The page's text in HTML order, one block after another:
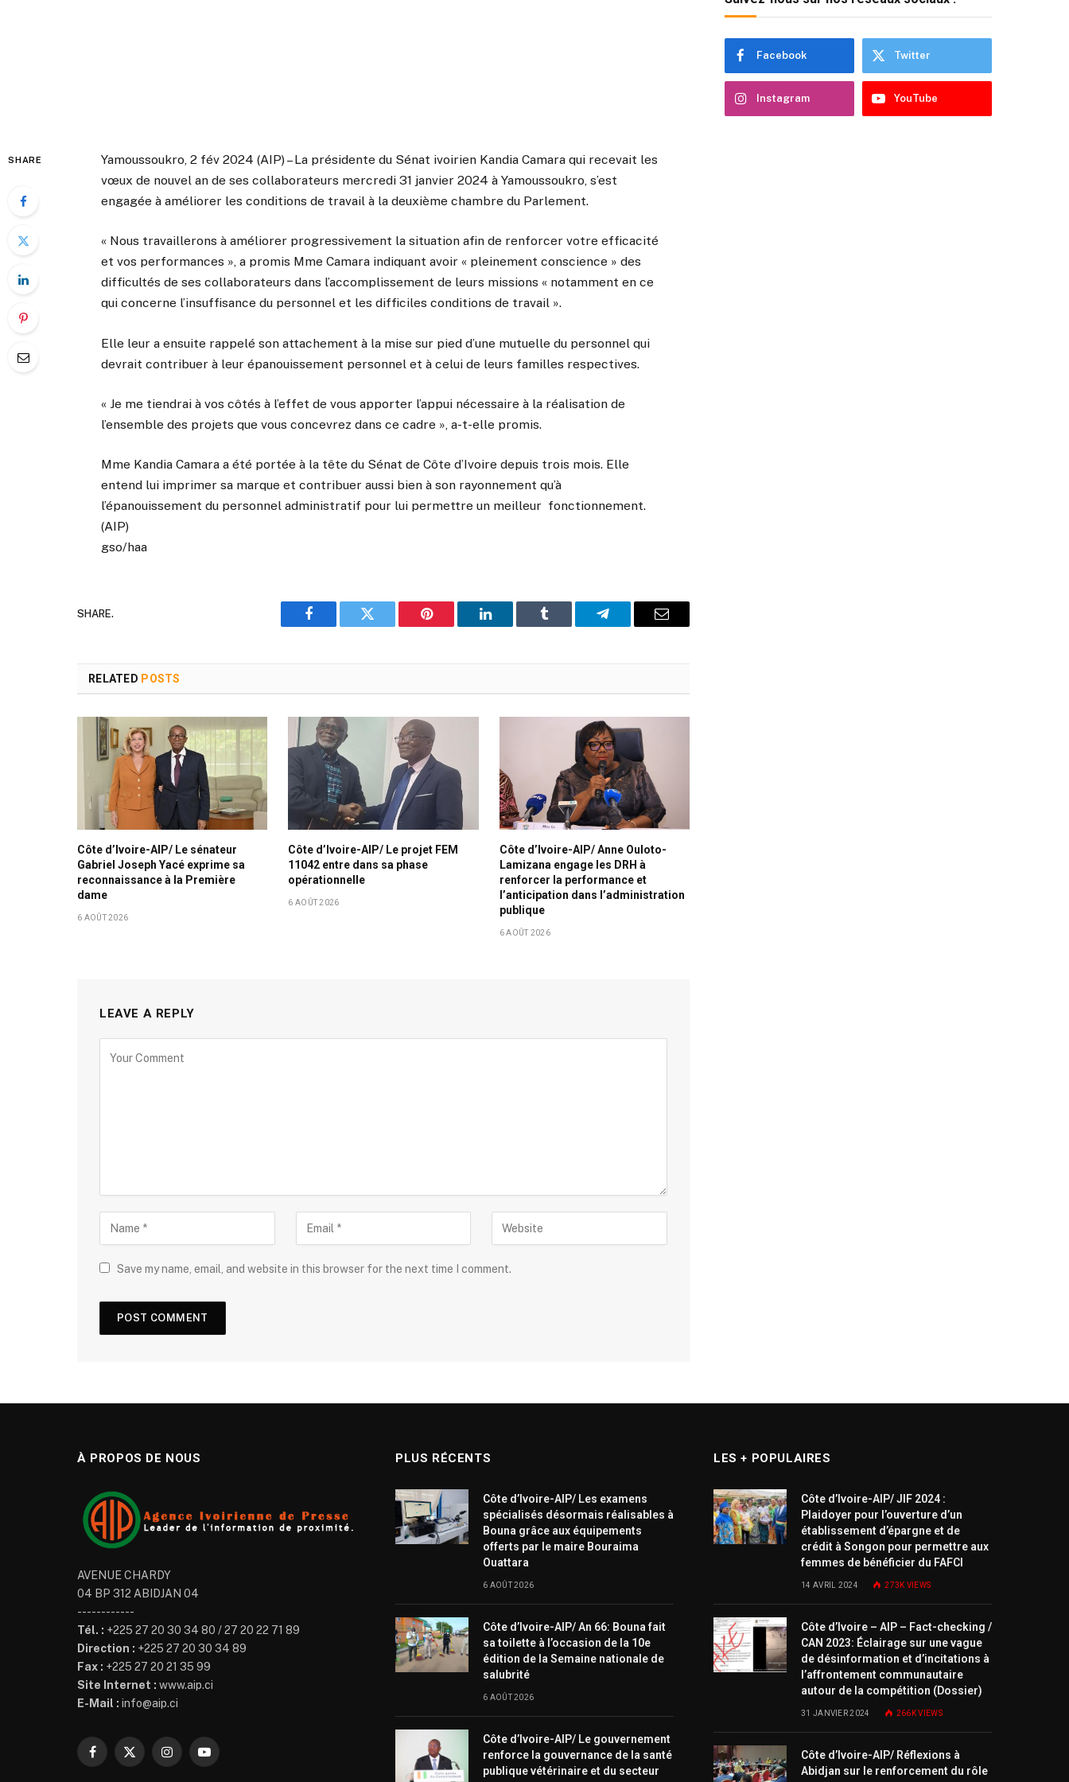
SHARE
Yamoussoukro, 2 fév 2024 (AIP) – La présidente du Sénat ivoirien Kandia Camara qui recevait les
vœux de nouvel an de ses collaborateurs mercredi 31 janvier 2024 à Yamoussoukro, s’est
engagée à améliorer les conditions de travail à la deuxième chambre du Parlement.
« Nous travaillerons à améliorer progressivement la situation afin de renforcer votre efficacité
et vos performances », a promis Mme Camara indiquant avoir « pleinement conscience » des
difficultés de ses collaborateurs dans l’accomplissement de leurs missions « notamment en ce
qui concerne l’insuffisance du personnel et les difficiles conditions de travail ».
Elle leur a ensuite rappelé son attachement à la mise sur pied d’une mutuelle du personnel qui
devrait contribuer à leur épanouissement personnel et à celui de leurs familles respectives.
« Je me tiendrai à vos côtés à l’effet de vous apporter l’appui nécessaire à la réalisation de
l’ensemble des projets que vous concevrez dans ce cadre », a-t-elle promis.
Mme Kandia Camara a été portée à la tête du Sénat de Côte d’Ivoire depuis trois mois. Elle
entend lui imprimer sa marque et contribuer aussi bien à son rayonnement qu’à
l’épanouissement du personnel administratif pour lui permettre un meilleur fonctionnement.
(AIP)
gso/haa
SHARE.
Facebook Twitter Pinterest LinkedIn Tumblr Telegram Email
RELATED POSTS
Côte d’Ivoire-AIP/ Le sénateur
Gabriel Joseph Yacé exprime sa
reconnaissance à la Première
dame
6 AOÛT 2026
Côte d’Ivoire-AIP/ Le projet FEM
11042 entre dans sa phase
opérationnelle
6 AOÛT 2026
Côte d’Ivoire-AIP/ Anne Ouloto-
Lamizana engage les DRH à
renforcer la performance et
l’anticipation dans l’administration
publique
6 AOÛT 2026
LEAVE A REPLY
Save my name, email, and website in this browser for the next time I comment.
Facebook Twitter
Instagram YouTube
À PROPOS DE NOUS
AVENUE CHARDY
04 BP 312 ABIDJAN 04
------------
Tél. : +225 27 20 30 34 80 / 27 20 22 71 89
Direction : +225 27 20 30 34 89
Fax : +225 27 20 21 35 99
Site Internet : www.aip.ci
E-Mail : info@aip.ci
Facebook
X
InstagramYouTube
PLUS RÉCENTS
Côte d’Ivoire-AIP/ Les examens
spécialisés désormais réalisables à
Bouna grâce aux équipements
offerts par le maire Bouraima
Ouattara
6 AOÛT 2026
Côte d’Ivoire-AIP/ An 66: Bouna fait
sa toilette à l’occasion de la 10e
édition de la Semaine nationale de
salubrité
6 AOÛT 2026
Côte d’Ivoire-AIP/ Le gouvernement
renforce la gouvernance de la santé
publique vétérinaire et du secteur
LES + POPULAIRES
Côte d’Ivoire-AIP/ JIF 2024 :
Plaidoyer pour l’ouverture d’un
établissement d’épargne et de
crédit à Songon pour permettre aux
femmes de bénéficier du FAFCI
14 AVRIL 2024 273KVIEWS
Côte d’Ivoire – AIP – Fact-checking /
CAN 2023: Éclairage sur une vague
de désinformation et d’incitations à
l’affrontement communautaire
autour de la compétition (Dossier)
31 JANVIER 2024 266KVIEWS
Côte d’Ivoire-AIP/ Réflexions à
Abidjan sur le renforcement du rôle